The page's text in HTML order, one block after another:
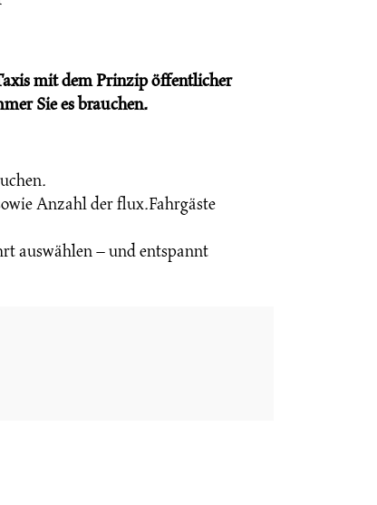
mit dem Prinzip öffentlicher
Sie es brauchen.
Anzahl der flux.Fahrgäste
auswählen – und entspannt